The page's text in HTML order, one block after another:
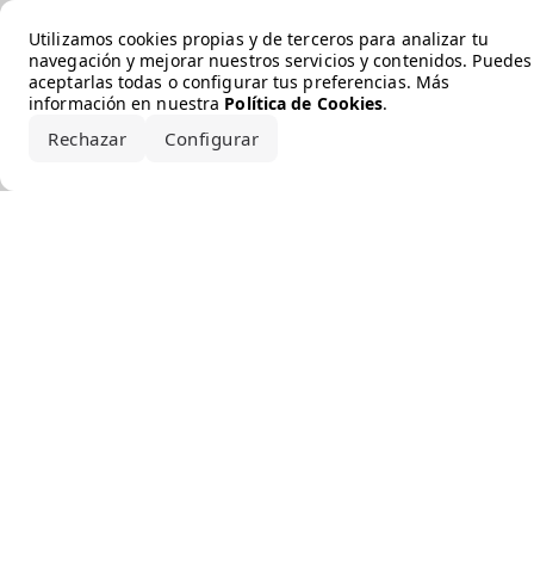
Utilizamos cookies propias y de terceros para analizar tu
navegación y mejorar nuestros servicios y contenidos. Puedes
aceptarlas todas o configurar tus preferencias. Más
información en nuestra Política de Cookies.
Rechazar Configurar
Error loading the brand